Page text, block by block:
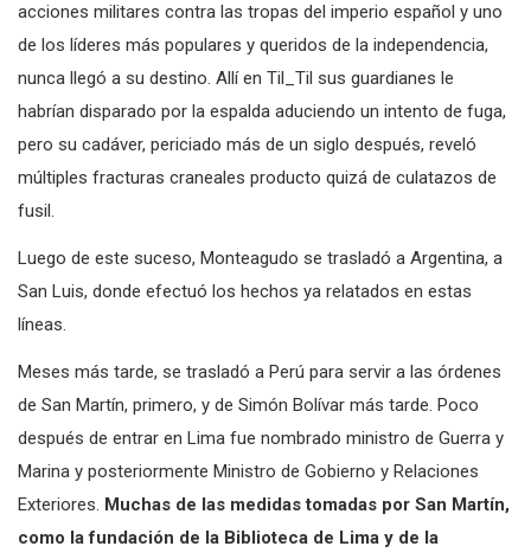
acciones militares contra las tropas del imperio español y uno
de los líderes más populares y queridos de la independencia,
nunca llegó a su destino. Allí en Til_Til sus guardianes le
habrían disparado por la espalda aduciendo un intento de fuga,
pero su cadáver, periciado más de un siglo después, reveló
múltiples fracturas craneales producto quizá de culatazos de
fusil.
Luego de este suceso, Monteagudo se trasladó a Argentina, a
San Luis, donde efectuó los hechos ya relatados en estas
líneas.
Meses más tarde, se trasladó a Perú para servir a las órdenes
de San Martín, primero, y de Simón Bolívar más tarde. Poco
después de entrar en Lima fue nombrado ministro de Guerra y
Marina y posteriormente Ministro de Gobierno y Relaciones
Exteriores. Muchas de las medidas tomadas por San Martín,
como la fundación de la Biblioteca de Lima y de la